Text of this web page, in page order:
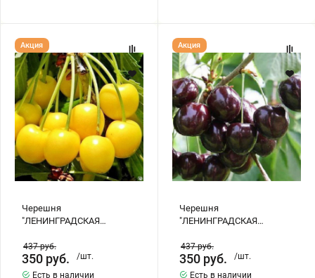
Черешня
"ЛЕНИНГРАДСКАЯ
ЖЕЛТАЯ"
Черешня
"ЛЕНИНГРАДСКАЯ
Акция
437руб.
350 руб.
/шт.
Есть в наличии
Черешня
"ЛЕНИНГРАДСКАЯ
ЧЕРНАЯ"
Черешня
"ЛЕНИНГРАДСКАЯ
Акция
437руб.
350 руб.
/шт.
Есть в наличии